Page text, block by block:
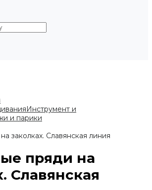
Инструмент и
и парики
заколках. Славянская линия
пряди на
Славянская